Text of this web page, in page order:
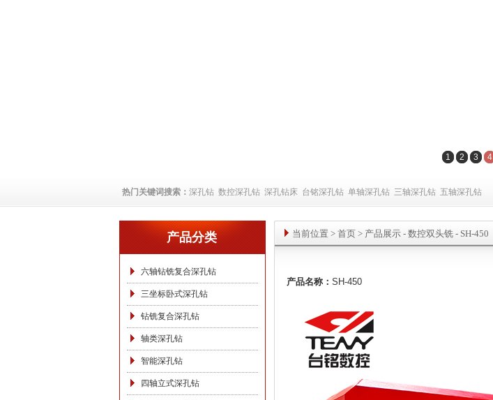
1 2 3 4
热门关键词搜索： 深孔钻 数控深孔钻 深孔钻床 台铭深孔钻 单轴深孔钻 三轴深孔钻 五轴深孔钻
产品分类
六轴钻铣复合深孔钻
三坐标卧式深孔钻
钻铣复合深孔钻
轴类深孔钻
智能深孔钻
四轴立式深孔钻
当前位置 > 首页 > 产品展示 - 数控双头铣 - SH-450
产品名称： SH-450